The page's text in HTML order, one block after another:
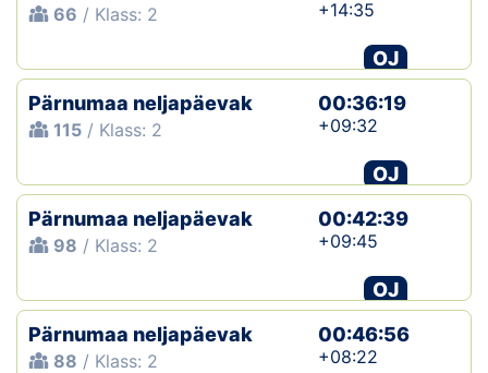
66 / Klass: 2 +14:35
OJ
Pärnumaa neljapäevak
115 / Klass: 2
00:36:19
+09:32
OJ
Pärnumaa neljapäevak
98 / Klass: 2
00:42:39
+09:45
OJ
Pärnumaa neljapäevak
88 / Klass: 2
00:46:56
+08:22